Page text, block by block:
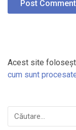
Acest site
cum sunt
Caută
după: